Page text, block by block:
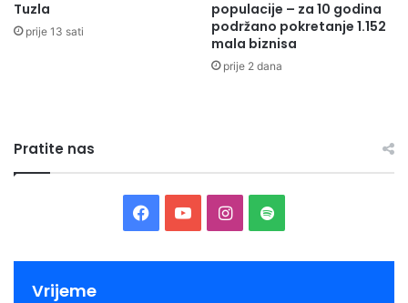
Tuzla
prije 13 sati
populacije – za 10 godina
podržano pokretanje 1.152
mala biznisa
prije 2 dana
Pratite nas
Facebook
YouTubeInstagram
Spotify
Vrijeme